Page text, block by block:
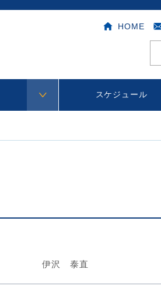
HOME
イ
内
スケジュール
伊沢 泰直